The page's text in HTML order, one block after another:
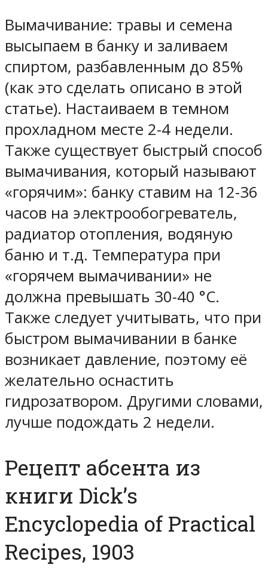
Вымачивание: травы и семена
высыпаем в банку и заливаем
спиртом, разбавленным до 85%
(как это сделать описано в этой
статье). Настаиваем в темном
прохладном месте 2-4 недели.
Также существует быстрый способ
вымачивания, который называют
«горячим»: банку ставим на 12-36
часов на электрообогреватель,
радиатор отопления, водяную
баню и т.д. Температура при
«горячем вымачивании» не
должна превышать 30-40 °C.
Также следует учитывать, что при
быстром вымачивании в банке
возникает давление, поэтому её
желательно оснастить
гидрозатвором. Другими словами,
лучше подождать 2 недели.
Рецепт абсента из
книги Dick’s
Encyclopedia of Practical
Recipes, 1903